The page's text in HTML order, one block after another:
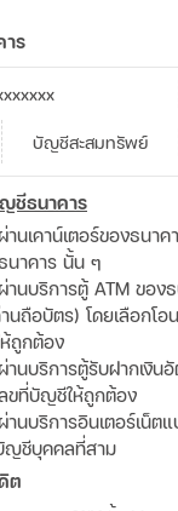
ร
บัญชีสะสมทรัพย์
ชีธนาคาร
านเคาน์เตอร์ของธนา
นาคาร นั้น ๆ
านบริการตู้ ATM ของ
นถือบัตร) โดยเลือกโอ
ถูกต้อง
านบริการตู้รับฝากเงิน
ขที่บัญชีให้ถูกต้อง
านบริการอินเตอร์เน็ต
ญชีบุคคลที่สาม
ต